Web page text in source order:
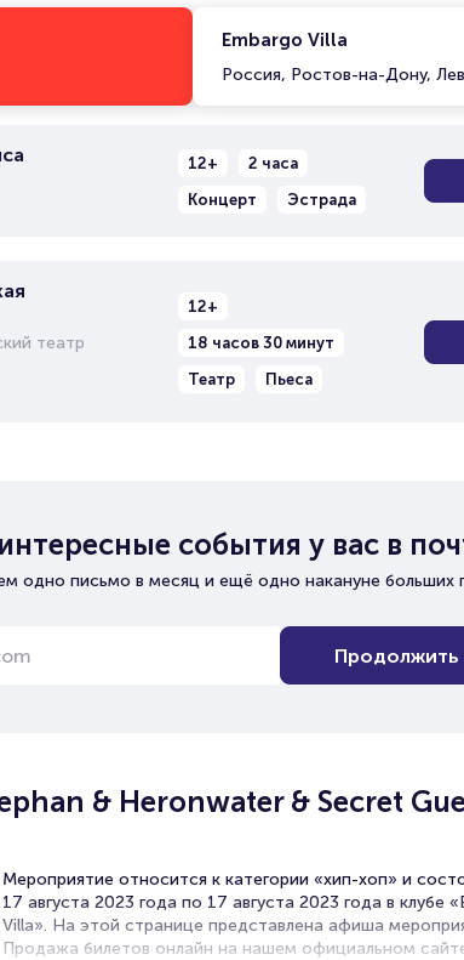
Embargo Villa
Россия, Ростов-на-Дону,
12+
2 часа
Концерт
Эстрада
театр
12+
18 часов 30 минут
Театр
Пьеса
события у вас в
одно письмо в месяц и ещё одно накануне больших
Продолжить
& Heronwater & Secret
Мероприятие относится к категории «хип-хоп» и
17 августа 2023 года по 17 августа 2023 года в клубе
Villa». На этой странице представлена афиша
Продажа билетов онлайн на нашем официальном